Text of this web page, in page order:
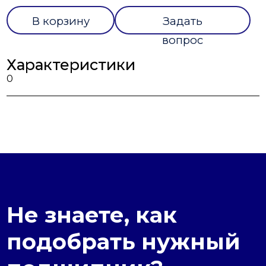
В корзину
Задать
вопрос
Характеристики
0
Не знаете, как
подобрать нужный